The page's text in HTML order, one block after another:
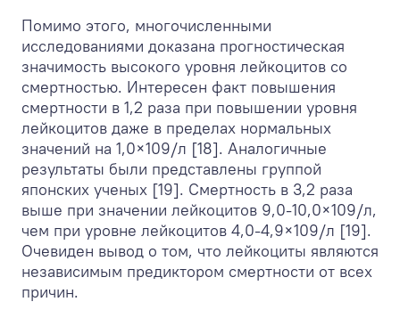
Помимо этого, многочисленными
исследованиями доказана прогностическая
значимость высокого уровня лейкоцитов со
смертностью. Интересен факт повышения
смертности в 1,2 раза при повышении уровня
лейкоцитов даже в пределах нормальных
значений на 1,0×109/л [18]. Аналогичные
результаты были представлены группой
японских ученых [19]. Смертность в 3,2 раза
выше при значении лейкоцитов 9,0-10,0×109/л,
чем при уровне лейкоцитов 4,0-4,9×109/л [19].
Очевиден вывод о том, что лейкоциты являются
независимым предиктором смертности от всех
причин.